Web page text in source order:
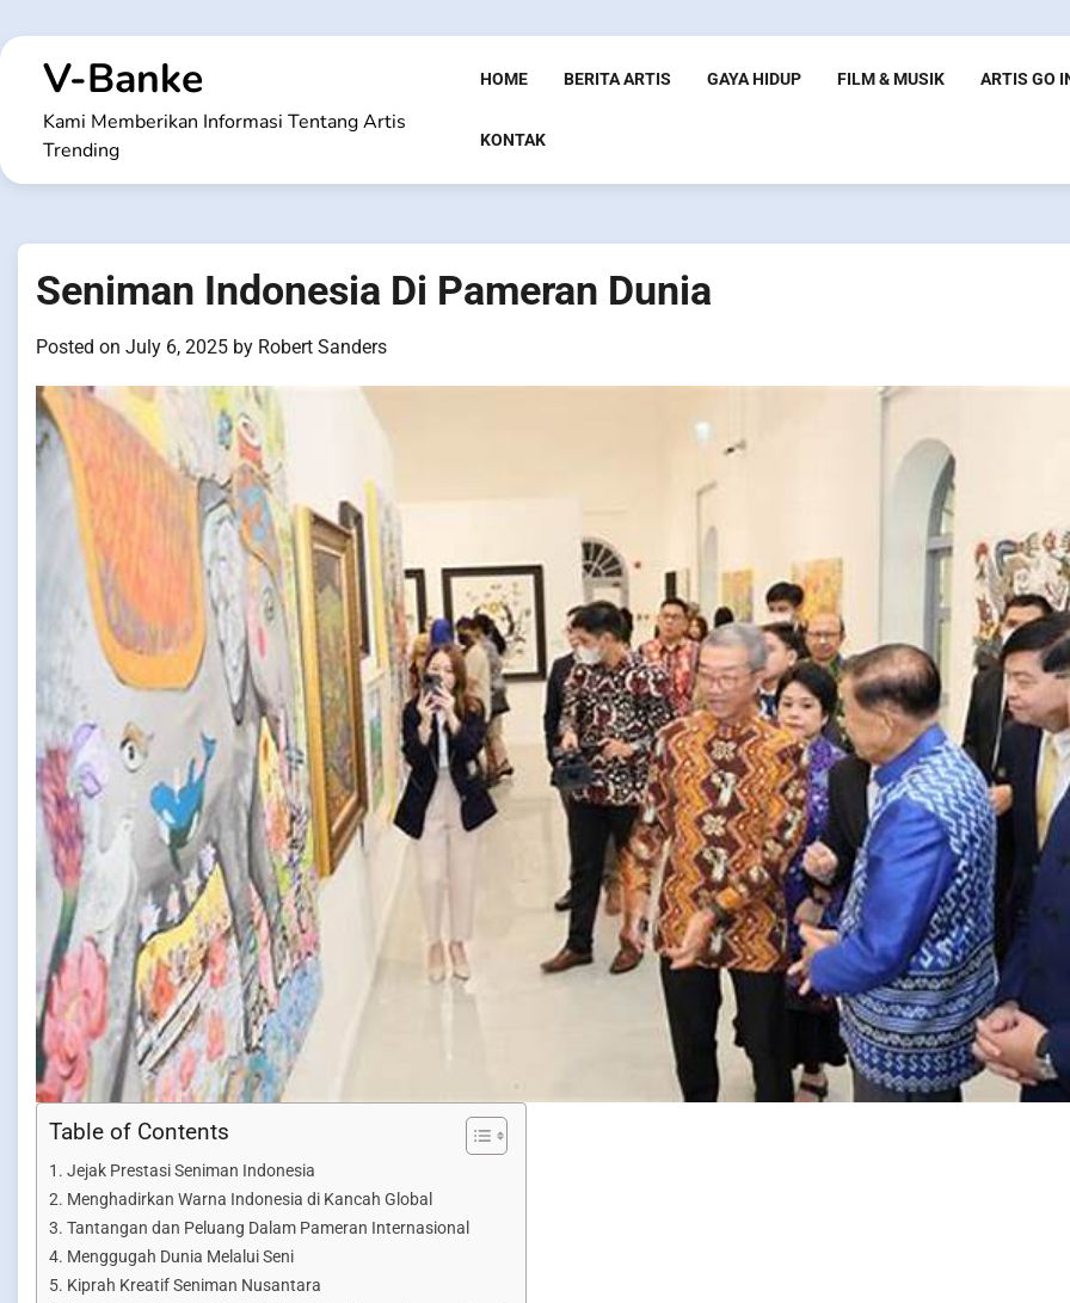
to
contentV-Banke
Kami Memberikan Informasi Tentang Artis
Trending
HOME BERITA ARTIS GAYA HIDUP FILM & MUSIK ARTIS GO
KONTAK
Seniman Indonesia Di Pameran Dunia
Posted on July 6, 2025 by Robert Sanders
Table of Contents
Jejak Prestasi Seniman Indonesia
Menghadirkan Warna Indonesia di Kancah Global
Tantangan dan Peluang Dalam Pameran Internasional
Menggugah Dunia Melalui Seni
Kiprah Kreatif Seniman Nusantara